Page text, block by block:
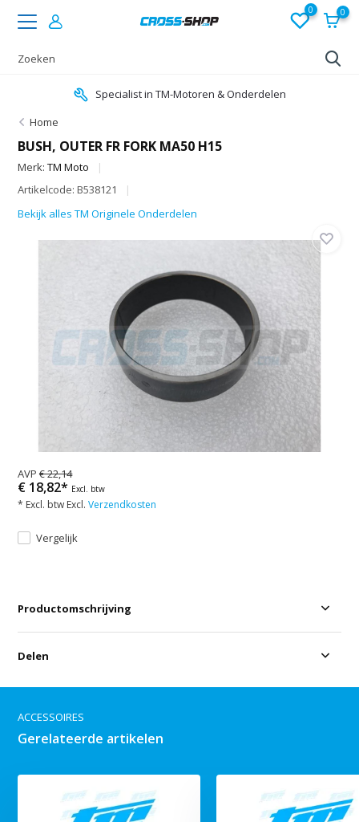
0 0
Specialist in TM-Motoren & Onderdelen
Home
BUSH, OUTER FR FORK MA50 H15
Merk:TM Moto
Artikelcode: B538121
Bekijk alles TM Originele Onderdelen
AVP€ 22,14
€ 18,82* Excl. btw
* Excl. btw Excl.Verzendkosten
Vergelijk
Productomschrijving
Delen
ACCESSOIRES
Gerelateerde artikelen